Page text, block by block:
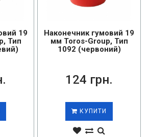
19
Тип
Наконечник гумовий 19
мм Toros-Group, Тип
1092 (червоний)
124 грн.
КУПИТИ